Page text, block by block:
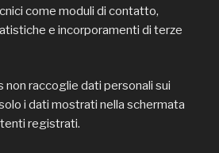
come moduli di contatto,
e incorporamenti di terze
non raccoglie dati personali sui
i dati mostrati nella schermata
registrati.